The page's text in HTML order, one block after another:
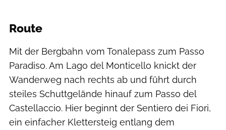
Route
Mit der Bergbahn vom Tonalepass zum Passo
Paradiso. Am Lago del Monticello knickt der
Wanderweg nach rechts ab und führt durch
steiles Schuttgelände hinauf zum Passo del
Castellaccio. Hier beginnt der Sentiero dei Fiori,
ein einfacher Klettersteig entlang dem